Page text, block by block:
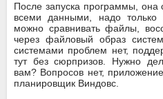
После запуска программы, она
всеми данными, надо только
можно сравнивать файлы,
через файловый образ
системами проблем нет,
тут без сюрпризов. Нужно
вам? Вопросов нет,
планировщик Виндовс.